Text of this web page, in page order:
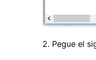
2. Pegue el